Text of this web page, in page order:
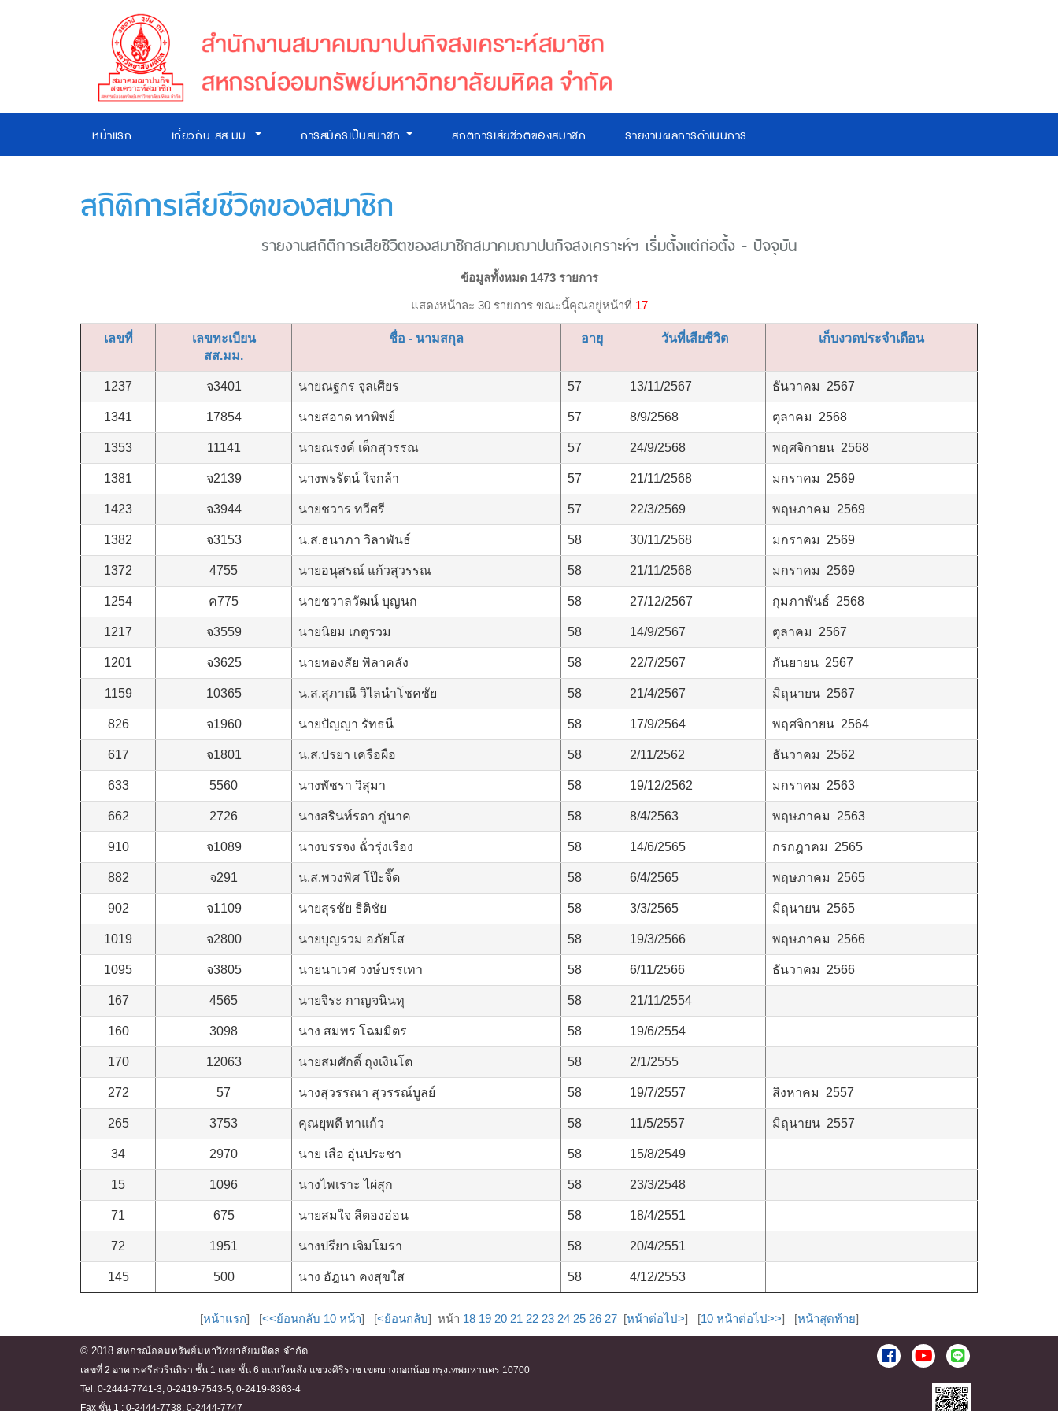
หน้าแรก เกี่ยวกับ สส.มม. การสมัครเป็นสมาชิก สถิติการเสียชีวิตของสมาชิก รายงานผลการดำเนินการ
สถิติการเสียชีวิตของสมาชิก
รายงานสถิติการเสียชีวิตของสมาชิกสมาคมฌาปนกิจสงเคราะห์ฯ เริ่มตั้งแต่ก่อตั้ง - ปัจจุบัน
ข้อมูลทั้งหมด 1473 รายการ
แสดงหน้าละ 30 รายการ ขณะนี้คุณอยู่หน้าที่ 17
เลขที่
เลขทะเบียน
สส.มม.
ชื่อ - นามสกุล อายุ วันที่เสียชีวิต เก็บงวดประจำเดือน
1237 จ3401 นายณฐกร จุลเศียร 57 13/11/2567 ธันวาคม 2567
1341 17854 นายสอาด ทาพิพย์ 57 8/9/2568 ตุลาคม 2568
1353 11141 นายณรงค์ เต็กสุวรรณ 57 24/9/2568 พฤศจิกายน 2568
1381 จ2139 นางพรรัตน์ ใจกล้า 57 21/11/2568 มกราคม 2569
1423 จ3944 นายชวาร ทวีศรี 57 22/3/2569 พฤษภาคม 2569
1382 จ3153 น.ส.ธนาภา วิลาพันธ์ 58 30/11/2568 มกราคม 2569
1372 4755 นายอนุสรณ์ แก้วสุวรรณ 58 21/11/2568 มกราคม 2569
1254 ค775 นายชวาลวัฒน์ บุญนก 58 27/12/2567 กุมภาพันธ์ 2568
1217 จ3559 นายนิยม เกตุรวม 58 14/9/2567 ตุลาคม 2567
1201 จ3625 นายทองสัย พิลาคลัง 58 22/7/2567 กันยายน 2567
1159 10365 น.ส.สุภาณี วิไลนำโชคชัย 58 21/4/2567 มิถุนายน 2567
826 จ1960 นายปัญญา รัทธนี 58 17/9/2564 พฤศจิกายน 2564
617 จ1801 น.ส.ปรยา เครือผือ 58 2/11/2562 ธันวาคม 2562
633 5560 นางพัชรา วิสุมา 58 19/12/2562 มกราคม 2563
662 2726 นางสรินท์รดา ภู่นาค 58 8/4/2563 พฤษภาคม 2563
910 จ1089 นางบรรจง ฉั๋วรุ่งเรือง 58 14/6/2565 กรกฎาคม 2565
882 จ291 น.ส.พวงพิศ โป๊ะจิ๊ด 58 6/4/2565 พฤษภาคม 2565
902 จ1109 นายสุรชัย ธิติชัย 58 3/3/2565 มิถุนายน 2565
1019 จ2800 นายบุญรวม อภัยโส 58 19/3/2566 พฤษภาคม 2566
1095 จ3805 นายนาเวศ วงษ์บรรเทา 58 6/11/2566 ธันวาคม 2566
167 4565 นายจิระ กาญจนินทุ 58 21/11/2554
160 3098 นาง สมพร โฉมมิตร 58 19/6/2554
170 12063 นายสมศักดิ์ ถุงเงินโต 58 2/1/2555
272 57 นางสุวรรณา สุวรรณ์บูลย์ 58 19/7/2557 สิงหาคม 2557
265 3753 คุณยุพดี ทาแก้ว 58 11/5/2557 มิถุนายน 2557
34 2970 นาย เสือ อุ่นประชา 58 15/8/2549
15 1096 นางไพเราะ ไผ่สุก 58 23/3/2548
71 675 นายสมใจ สีตองอ่อน 58 18/4/2551
72 1951 นางปรียา เจิมโมรา 58 20/4/2551
145 500 นาง อัฎนา คงสุขใส 58 4/12/2553
[หน้าแรก] [<<ย้อนกลับ 10 หน้า] [<ย้อนกลับ] หน้า 18 19 20 21 22 23 24 25 26 27[หน้าต่อไป>] [10 หน้าต่อไป>>] [หน้าสุดท้าย]
© 2018 สหกรณ์ออมทรัพย์มหาวิทยาลัยมหิดล จำกัด
เลขที่ 2 อาคารศรีสวรินทิรา ชั้น 1 และ ชั้น 6 ถนนวังหลัง แขวงศิริราช เขตบางกอกน้อย กรุงเทพมหานคร 10700
Tel. 0-2444-7741-3, 0-2419-7543-5, 0-2419-8363-4
Fax ชั้น 1 : 0-2444-7738, 0-2444-7747